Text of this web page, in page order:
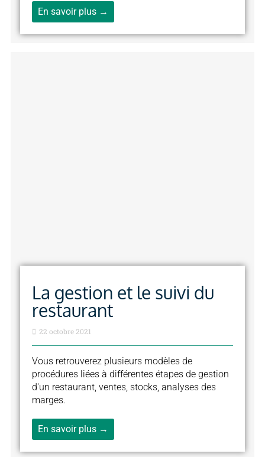
En savoir plus →
La gestion et le suivi du
restaurant
22 octobre 2021
Vous retrouverez plusieurs modèles de
procédures liées à différentes étapes de gestion
d'un restaurant, ventes, stocks, analyses des
marges.
En savoir plus →